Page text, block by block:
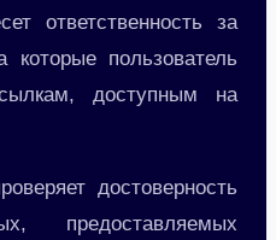
ответственность за
пользователь
доступным на
достоверность
предоставляемых